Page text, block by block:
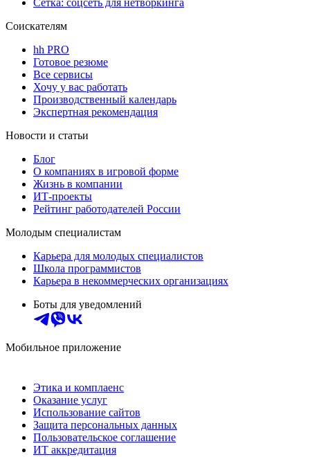
Соискателям
hh PRO
Готовое резюме
Все сервисы
Хочу у вас работать
Производственный календарь
Экспертная рекомендация
Новости и статьи
Блог
О компаниях в игровой форме
Жизнь в компании
ИТ-проекты
Рейтинг работодателей России
Молодым специалистам
Карьера для молодых специалистов
Школа программистов
Карьера в некоммерческих организациях
Боты для уведомлений
Мобильное приложение
Этика и комплаенс
Оказание услуг
Использование сайтов
Защита персональных данных
Пользовательское соглашение
ИТ аккредитация